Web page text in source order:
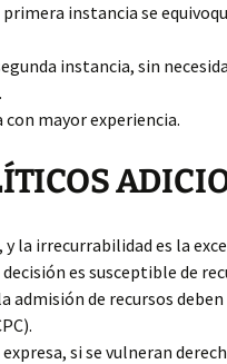
primera instancia se
instancia, sin
con mayor experiencia.
la irrecurrabilidad es la
es susceptible de
admisión de recursos
si se vulneran